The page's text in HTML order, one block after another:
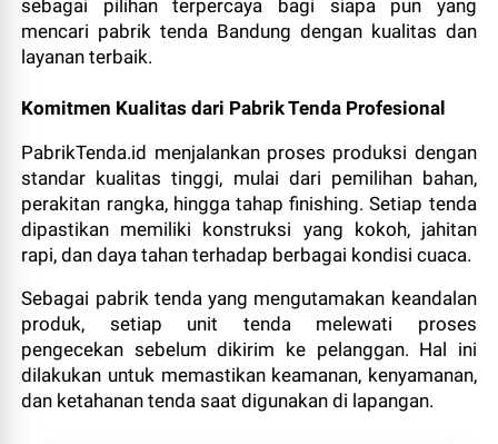
sebagai pilihan terpercaya bagi siapa pun yang
mencari pabrik tenda Bandung dengan kualitas dan
layanan terbaik.
Komitmen Kualitas dari Pabrik Tenda Profesional
PabrikTenda.id menjalankan proses produksi dengan
standar kualitas tinggi, mulai dari pemilihan bahan,
perakitan rangka, hingga tahap finishing. Setiap tenda
dipastikan memiliki konstruksi yang kokoh, jahitan
rapi, dan daya tahan terhadap berbagai kondisi cuaca.
Sebagai pabrik tenda yang mengutamakan keandalan
produk, setiap unit tenda melewati proses
pengecekan sebelum dikirim ke pelanggan. Hal ini
dilakukan untuk memastikan keamanan, kenyamanan,
dan ketahanan tenda saat digunakan di lapangan.